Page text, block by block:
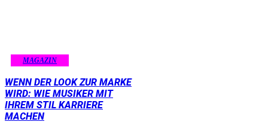
MAGAZIN
WENN DER LOOK ZUR MARKE
WIRD: WIE MUSIKER MIT
IHREM STIL KARRIERE
MACHEN